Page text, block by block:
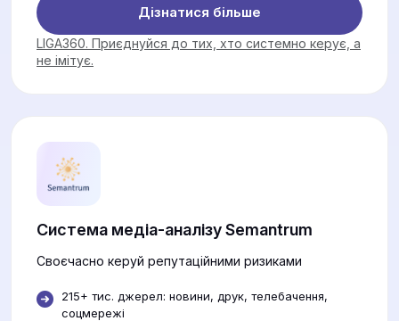
Дізнатися більше
LIGA360. Приєднуйся до тих, хто системно керує, а
не імітує.
Система медіа-аналізу Semantrum
Своєчасно керуй репутаційними ризиками
215+ тис. джерел: новини, друк, телебачення,
соцмережі